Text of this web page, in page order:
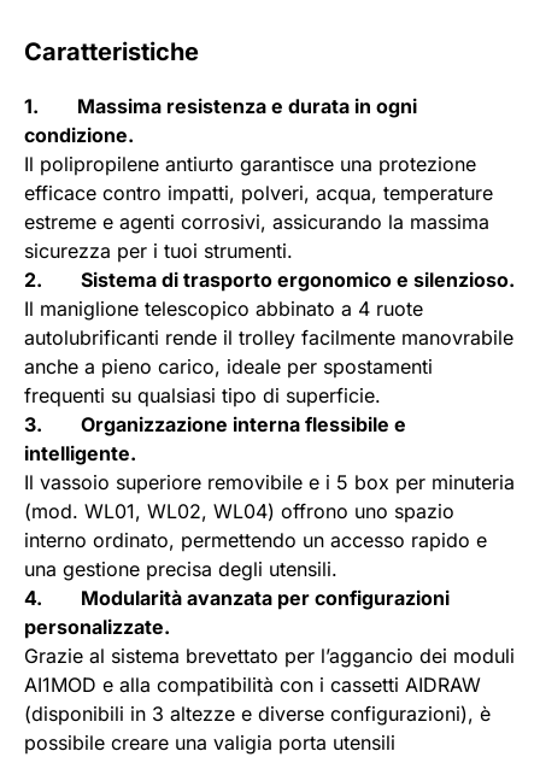
Caratteristiche
1. Massima resistenza e durata in ogni
condizione.
Il polipropilene antiurto garantisce una protezione
efficace contro impatti, polveri, acqua, temperature
estreme e agenti corrosivi, assicurando la massima
sicurezza per i tuoi strumenti.
2. Sistema di trasporto ergonomico e silenzioso.
Il maniglione telescopico abbinato a 4 ruote
autolubrificanti rende il trolley facilmente manovrabile
anche a pieno carico, ideale per spostamenti
frequenti su qualsiasi tipo di superficie.
3. Organizzazione interna flessibile e
intelligente.
Il vassoio superiore removibile e i 5 box per minuteria
(mod. WL01, WL02, WL04) offrono uno spazio
interno ordinato, permettendo un accesso rapido e
una gestione precisa degli utensili.
4. Modularità avanzata per configurazioni
personalizzate.
Grazie al sistema brevettato per l’aggancio dei moduli
AI1MOD e alla compatibilità con i cassetti AIDRAW
(disponibili in 3 altezze e diverse configurazioni), è
possibile creare una valigia porta utensili